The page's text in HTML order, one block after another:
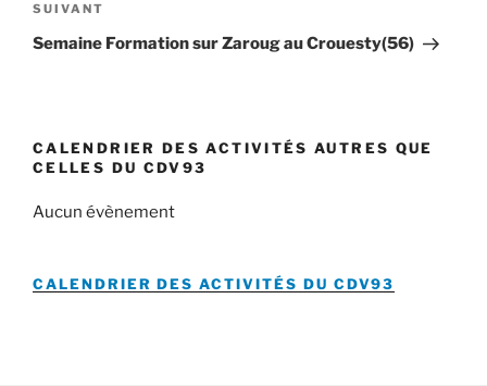
Article
suivant
SUIVANT
Semaine Formation sur Zaroug au Crouesty(56)
CALENDRIER DES ACTIVITÉS AUTRES QUE
CELLES DU CDV93
Aucun évènement
CALENDRIER DES ACTIVITÉS DU CDV93